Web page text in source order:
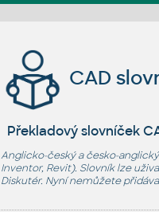
CAD
Překladový slovníček
Anglicko-český a česko-
Inventor, Revit). Slovník lze
Diskutér. Nyní nemůžete